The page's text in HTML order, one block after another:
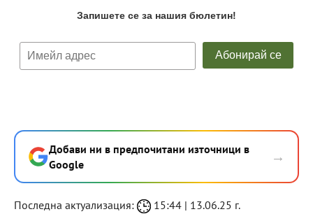
Добави ни в предпочитани източници в
Google
→
Последна актуализация: 15:44 | 13.06.25 г.